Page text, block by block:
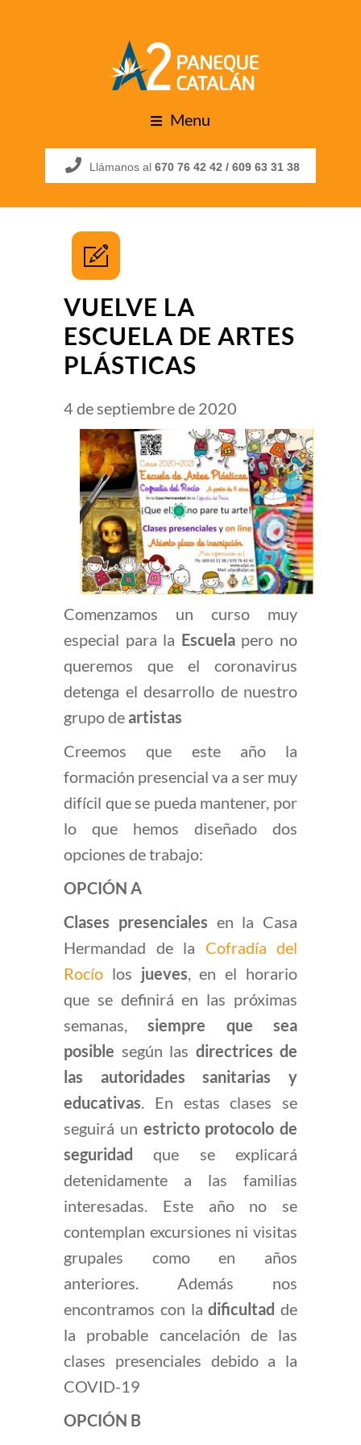
Menu
Llámanos al 670 76 42 42 / 609 63 31 38
VUELVE LA
ESCUELA DE ARTES
PLÁSTICAS
4 de septiembre de 2020
Comenzamos un curso muy
especial para la Escuelapero no
queremos que el coronavirus
detenga el desarrollo de nuestro
grupo de artistas
Creemos que este año la
formación presencial va a ser muy
difícil que se pueda mantener, por
lo que hemos diseñado dos
opciones de trabajo:
OPCIÓN A
Clases presenciales en la Casa
Hermandad de la Cofradía del
Rocío los jueves, en el horario
que se definirá en las próximas
semanas,siempre que sea
posible según las directrices de
las autoridades sanitarias y
educativas. En estas clases se
seguirá un estricto protocolo de
seguridad que se explicará
detenidamente a las familias
interesadas. Este año no se
contemplan excursiones ni visitas
grupales como en años
anteriores. Además nos
encontramos con ladificultad de
la probable cancelación de las
clases presenciales debido a la
COVID-19
OPCIÓN B